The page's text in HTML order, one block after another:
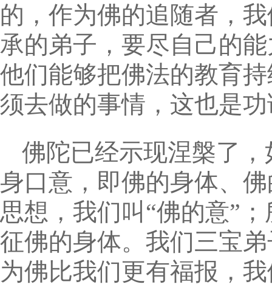
的，作为佛的追随者，
承的弟子，要尽自己的
他们能够把佛法的教育
须去做的事情，这也是
佛陀已经示现涅槃了
身口意，即佛的身体、
思想，我们叫“佛的意”
征佛的身体。我们三宝
为佛比我们更有福报，